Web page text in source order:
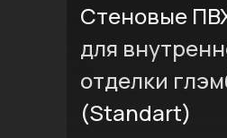
Стеновые
для
отделки
(Standart)